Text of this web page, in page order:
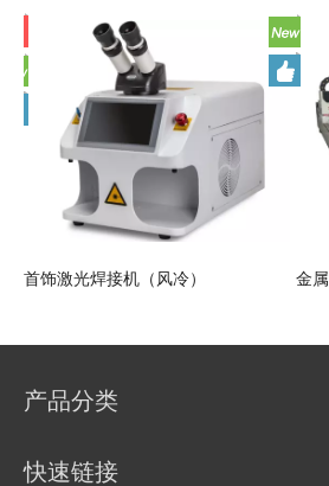
大型模具激光焊接机 首饰激
产品分类
快速链接